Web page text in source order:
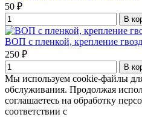
50 ₽
В
ВОП с пленкой, крепление
250 ₽
В
Мы используем cookie-файлы
обслуживания. Продолжая
соглашаетесь на обработку
соответствии с